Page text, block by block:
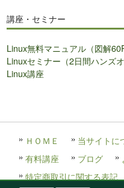
講座・セミナー
Linux無料マニュアル（図解
Linuxセミナー（2日間ハンズオ
Linux講座
ＨＯＭＥ 当サイトに
有料講座
ブログ
特定商取引に関する表記